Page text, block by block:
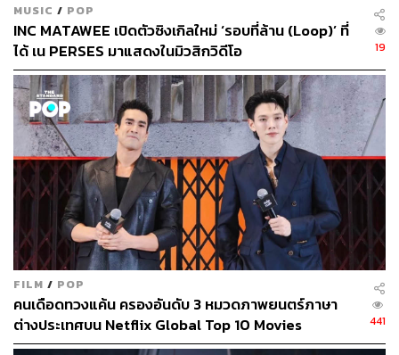
2. ต้าห์อู๋ พิทยา –เป็นไรมั้ย (WOULD YOU MIND?)
MUSIC / POP
INC MATAWEE เปิดตัวซิงเกิลใหม่ ‘รอบที่ล้าน (Loop)’ ที่
ได้ เน PERSES มาแสดงในมิวสิกวิดีโอ
19
FILM / POP
คนเดือดทวงแค้น ครองอันดับ 3 หมวดภาพยนตร์ภาษา
ต่างประเทศบน Netflix Global Top 10 Movies
441